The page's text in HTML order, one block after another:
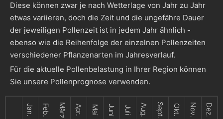
Diese können zwar je nach Wetterlage von Jahr zu Jahr
etwas variieren, doch die Zeit und die ungefähre Dauer
der jeweiligen Pollenzeit ist in jedem Jahr ähnlich -
ebenso wie die Reihenfolge der einzelnen Pollenzeiten
verschiedener Pflanzenarten im Jahresverlauf.
Für die aktuelle Pollenbelastung in Ihrer Region können
Sie unsere Pollenprognose verwenden.
Jan. Feb. März Apr. Mai Juni Juli Aug. Sept. Okt. Nov. Dez.